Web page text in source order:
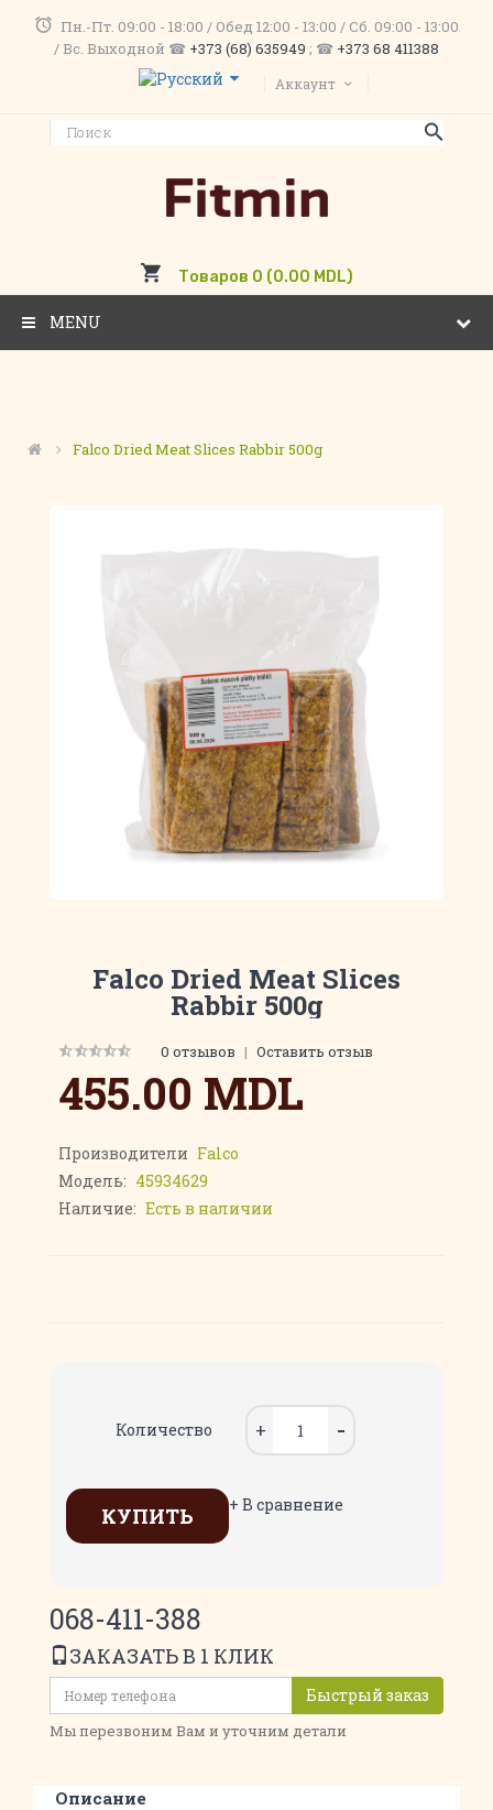
Пн.-Пт. 09:00 - 18:00 / Обед 12:00 - 13:00 / Сб. 09:00 - 13:00
/ Вс. Выходной ☎ +373 (68) 635949 ; ☎ +373 68 411388
Аккаунт
Товаров 0 (0.00 MDL)
MENU
Falco Dried Meat Slices Rabbir 500g
Falco Dried Meat Slices
Rabbir 500g
0 отзывов | Оставить отзыв
455.00 MDL
Производители Falco
Модель: 45934629
Наличие: Есть в наличии
Количество
КУПИТЬ + В сравнение
068-411-388
ЗАКАЗАТЬ В 1 КЛИК
Быстрый заказ
Мы перезвоним Вам и уточним детали
Описание